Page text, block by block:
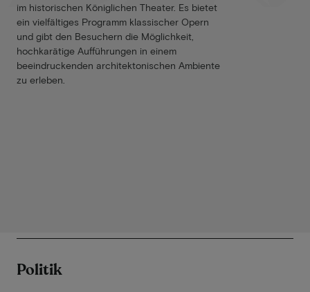
im historischen Königlichen Theater. Es bietet
ein vielfältiges Programm klassischer Opern
und gibt den Besuchern die Möglichkeit,
hochkarätige Aufführungen in einem
beeindruckenden architektonischen Ambiente
zu erleben.
Politik